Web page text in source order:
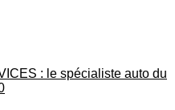
: le spécialiste auto du